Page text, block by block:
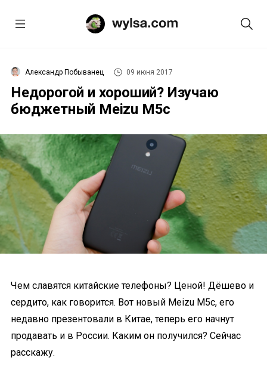
Александр Побыванец 09 июня 2017
Недорогой и хороший? Изучаю
бюджетный Meizu M5c
Чем славятся китайские телефоны? Ценой! Дёшево и
сердито, как говорится. Вот новый Meizu M5c, его
недавно презентовали в Китае, теперь его начнут
продавать и в России. Каким он получился? Сейчас
расскажу.